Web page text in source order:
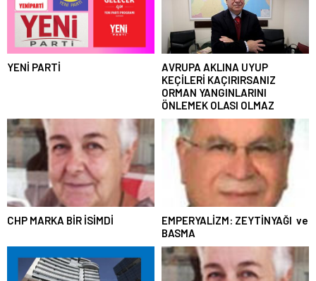
YENİ PARTİ
AVRUPA AKLINA UYUP
KEÇİLERİ KAÇIRIRSANIZ
ORMAN YANGINLARINI
ÖNLEMEK OLASI OLMAZ
CHP MARKA BİR İSİMDİ
EMPERYALİZM: ZEYTİNYAĞI ve
BASMA